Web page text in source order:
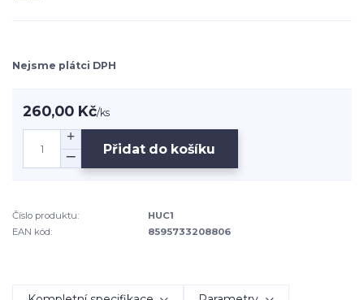
Nejsme plátci DPH
260,00 Kč/ks
Přidat do košíku
Číslo produktu:
HUC1
EAN kód:
8595733208806